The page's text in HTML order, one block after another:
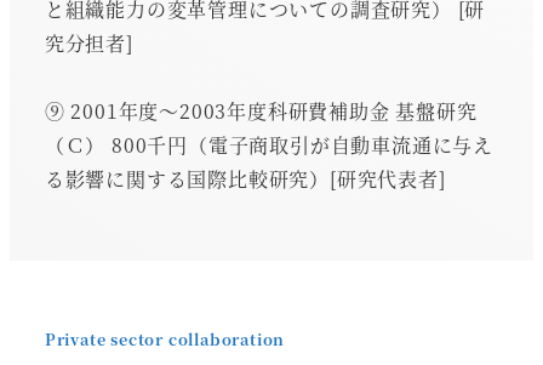
と組織能力の変革管理についての調査研究） [研
究分担者]
⑨ 2001年度～2003年度科研費補助金 基盤研究
（Ｃ） 800千円（電子商取引が自動車流通に与え
る影響に関する国際比較研究）[研究代表者]
Private sector collaboration